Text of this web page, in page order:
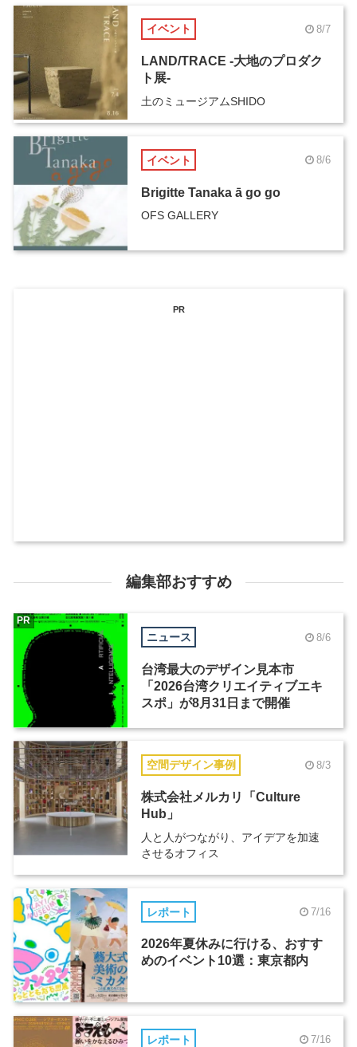
イベント 8/7
LAND/TRACE -大地のプロダク
ト展-
土のミュージアムSHIDO
イベント 8/6
Brigitte Tanaka ā go go
OFS GALLERY
PR
編集部おすすめ
ニュース 8/6
台湾最大のデザイン見本市
「2026台湾クリエイティブエキ
スポ」が8月31日まで開催
PR
空間デザイン事例 8/3
株式会社メルカリ「Culture
Hub」
人と人がつながり、アイデアを加速
させるオフィス
レポート 7/16
2026年夏休みに行ける、おすす
めのイベント10選：東京都内
レポート 7/16